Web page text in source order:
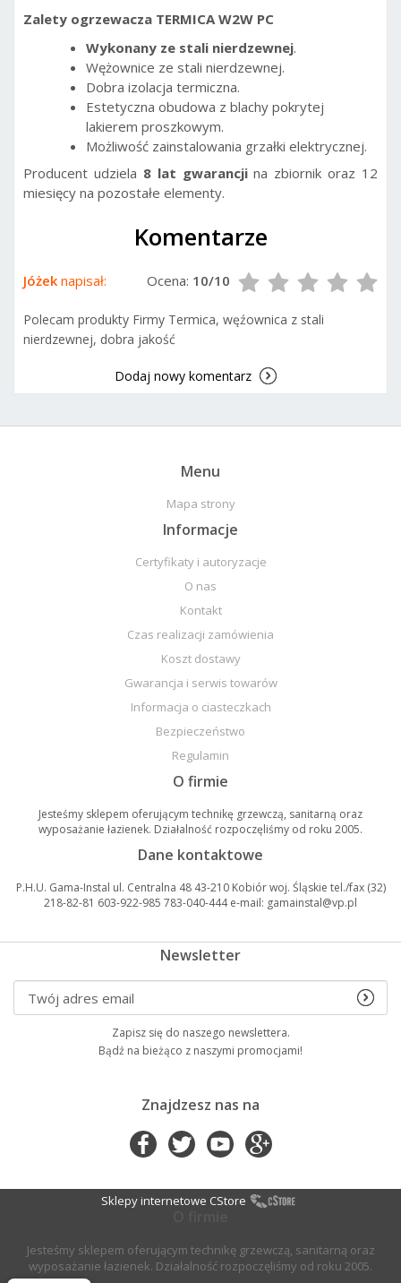
Zalety ogrzewacza TERMICA W2W PC
Wykonany ze stali nierdzewnej.
Wężownice ze stali nierdzewnej.
Dobra izolacja termiczna.
Estetyczna obudowa z blachy pokrytej
lakierem proszkowym.
Możliwość zainstalowania grzałki elektrycznej.
Producent udziela 8 lat gwarancjina zbiornik oraz 12
miesięcy na pozostałe elementy.
Komentarze
Jóżek napisał: Ocena: 10/10
Polecam produkty Firmy Termica, węźownica z stali
nierdzewnej, dobra jakość
Dodaj nowy komentarz
Menu
Mapa strony
Informacje
Certyfikaty i autoryzacje
O nas
Kontakt
Czas realizacji zamówienia
Koszt dostawy
Gwarancja i serwis towarów
Informacja o ciasteczkach
Bezpieczeństwo
Regulamin
O firmie
Jesteśmy sklepem oferującym technikę grzewczą, sanitarną oraz
wyposażanie łazienek. Działalność rozpoczęliśmy od roku 2005.
Dane kontaktowe
P.H.U. Gama-Instal ul. Centralna 48 43-210 Kobiór woj. Śląskie tel./fax (32)
218-82-81 603-922-985 783-040-444 e-mail: gamainstal@vp.pl
Newsletter
Zapisz się do naszego newslettera.
Bądź na bieżąco z naszymi promocjami!
Znajdzesz nas na
Sklepy internetowe CStore
Jesteśmy sklepem oferującym technikę grzewczą, sanitarną oraz
wyposażanie łazienek. Działalność rozpoczęliśmy od roku 2005.